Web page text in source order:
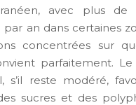
avec plus de
par an dans certaines
concentrées sur
parfaitement.
s’il reste modéré,
sucres et des